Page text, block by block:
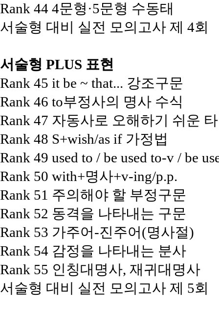
Rank 44 4문형·5문형 수동태
서술형 대비 실전 모의고사 제 4회
서술형 PLUS 표현
Rank 45 it be ~ that... 강조구문
Rank 46 to부정사의 명사 수식
Rank 47 자동사로 오해하기 쉬운
Rank 48 S+wish/as if 가정법
Rank 49 used to / be used to-v / be
Rank 50 with+명사+v-ing/p.p.
Rank 51 주의해야 할 부정구문
Rank 52 동격을 나타내는 구문
Rank 53 가주어-진주어(명사절)
Rank 54 감정을 나타내는 분사
Rank 55 인칭대명사, 재귀대명사
서술형 대비 실전 모의고사 제 5회